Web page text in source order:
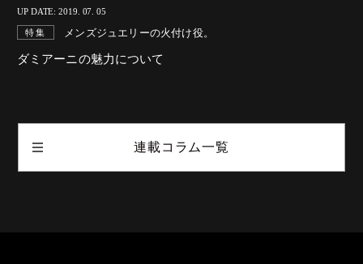
UP DATE: 2019. 07. 05
特集 メンズジュエリーの火付け役。
ダミアーニの魅力について
連載コラム一覧